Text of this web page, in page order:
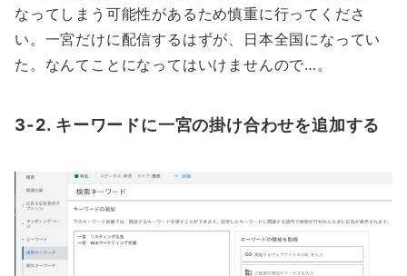
なってしまう可能性があるため慎重に行ってくださ
い。一宮だけに配信するはずが、日本全国になってい
た。なんてことになってはいけませんので…。
3-2. キーワードに一宮の掛け合わせを追加する